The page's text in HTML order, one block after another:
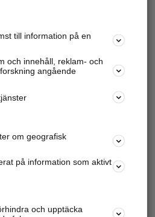
till information på en
och innehåll, reklam- och
angående
om geografisk
på information som aktivt
och upptäcka